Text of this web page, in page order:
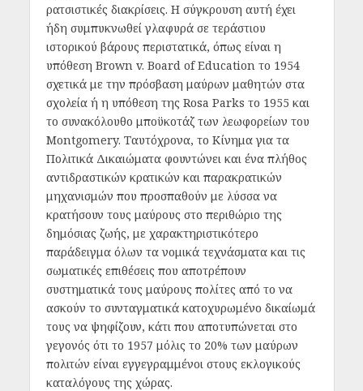
ρατσιστικές διακρίσεις. Η σύγκρουση αυτή έχει
ήδη συμπυκνωθεί γλαφυρά σε τεράστιου
ιστορικού βάρους περιστατικά, όπως είναι η
υπόθεση Brown v. Board of Education το 1954
σχετικά με την πρόσβαση μαύρων μαθητών στα
σχολεία ή η υπόθεση της Rosa Parks το 1955 και
το συνακόλουθο μποϋκοτάζ των λεωφορείων του
Montgomery. Ταυτόχρονα, το Κίνημα για τα
Πολιτικά Δικαιώματα φουντώνει και ένα πλήθος
αντιδραστικών κρατικών και παρακρατικών
μηχανισμών που προσπαθούν με λύσσα να
κρατήσουν τους μαύρους στο περιθώριο της
δημόσιας ζωής, με χαρακτηριστικότερο
παράδειγμα όλων τα νομικά τεχνάσματα και τις
σωματικές επιθέσεις που αποτρέπουν
συστηματικά τους μαύρους πολίτες από το να
ασκούν το συνταγματικά κατοχυρωμένο δικαίωμά
τους να ψηφίζουν, κάτι που αποτυπώνεται στο
γεγονός ότι το 1957 μόλις το 20% των μαύρων
πολιτών είναι εγγεγραμμένοι στους εκλογικούς
καταλόγους της χώρας.